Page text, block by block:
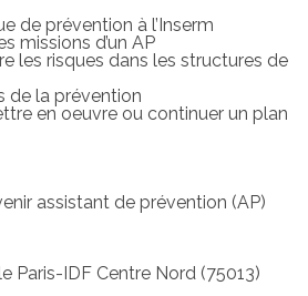
de prévention à l’Inserm
missions d’un AP
les risques dans les structures de
de la prévention
en oeuvre ou continuer un plan
assistant de prévention (AP)
Paris-IDF Centre Nord (75013)